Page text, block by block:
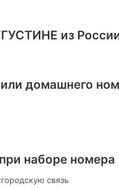
из
или домашнего
наборе номера
связь